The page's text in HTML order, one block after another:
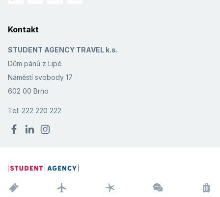
Kontakt
STUDENT AGENCY TRAVEL k.s.
Dům pánů z Lipé
Náměstí svobody 17
602 00 Brno
Tel: 222 220 222